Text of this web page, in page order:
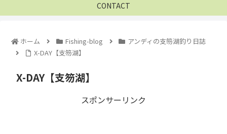
CONTACT
ホーム Fishing-blog
アンディの支笏湖釣り日誌
X-DAY【支笏湖】
X-DAY【支笏湖】
スポンサーリンク